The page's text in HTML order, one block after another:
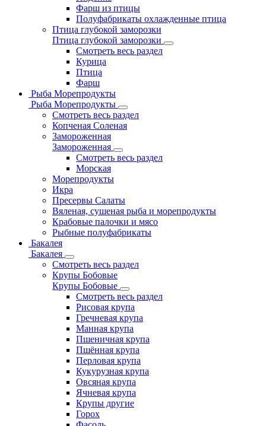
Фарш из птицы
Полуфабрикаты охлажденные птица
Птица глубокой заморозки
Птица глубокой заморозки
Смотреть весь раздел
Курица
Птица
Фарш
Рыба Морепродукты
Рыба Морепродукты
Смотреть весь раздел
Копченая Соленая
Замороженная
Замороженная
Смотреть весь раздел
Морская
Морепродукты
Икра
Пресервы Салаты
Вяленая, сушеная рыба и морепродукты
Крабовые палочки и мясо
Рыбные полуфабрикаты
Бакалея
Бакалея
Смотреть весь раздел
Крупы Бобовые
Крупы Бобовые
Смотреть весь раздел
Рисовая крупа
Гречневая крупа
Манная крупа
Пшеничная крупа
Пшённая крупа
Перловая крупа
Кукурузная крупа
Овсяная крупа
Ячневая крупа
Крупы другие
Горох